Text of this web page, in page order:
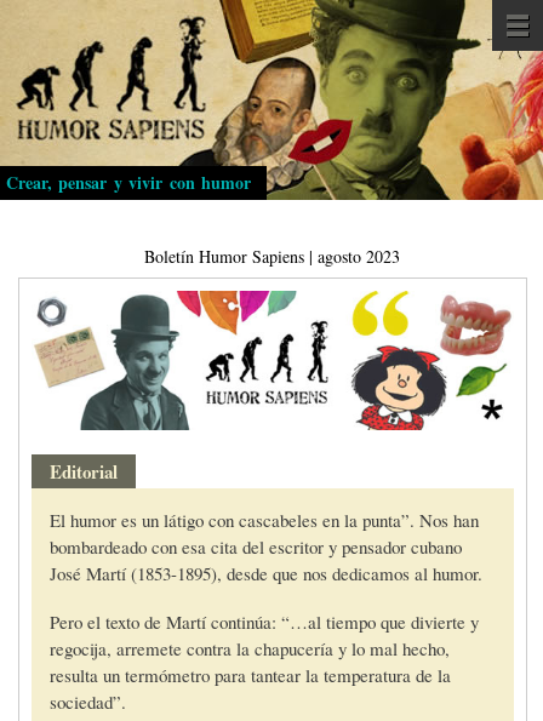
Pasar
al
contenido
principal
Crear, pensar y vivir con humor
Boletín Humor Sapiens | agosto 2023
Editorial
El humor es un látigo con cascabeles en la punta”. Nos han
bombardeado con esa cita del escritor y pensador cubano
José Martí (1853-1895), desde que nos dedicamos al humor.
Pero el texto de Martí continúa: “…al tiempo que divierte y
regocija, arremete contra la chapucería y lo mal hecho,
resulta un termómetro para tantear la temperatura de la
sociedad”.